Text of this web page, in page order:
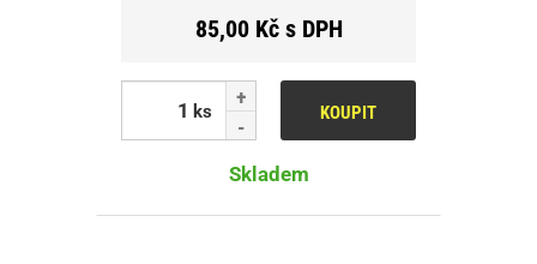
85,00 Kč s DPH
ks KOUPIT
Skladem